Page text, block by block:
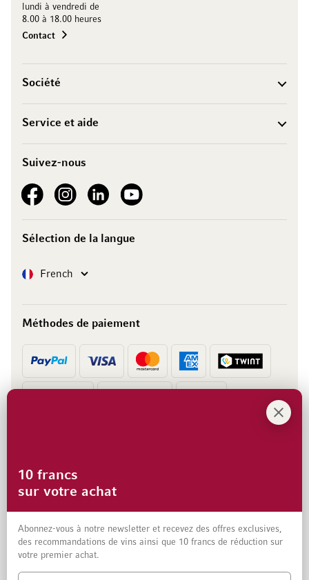
lundi à vendredi de
8.00 à 18.00 heures
Contact
Société
Service et aide
Suivez-nous
See our FacebookSee our Instagram account
See our LinkedInSee our YouTube channel
Sélection de la langue
LangueFrench
Méthodes de paiement
10 francs
sur votre achat
Abonnez-vous à notre newsletter et recevez des offres exclusives,
des recommandations de vins ainsi que 10 francs de réduction sur
votre premier achat.